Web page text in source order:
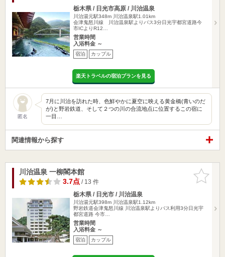
栃木県 / 日光市高原 / 川治温泉
川治湯元駅348m
川治温泉駅1.01km
会津鬼怒川線 川治温泉駅よりバス3分日光宇都宮道路今
市ICよりR12…
営業時間
入浴料金 ～
宿泊 カップル
楽天トラベルの宿泊プランを見る
匿名
7月に川治を訪れた時、色鮮やかに夏空に映える黄金橋(青いのだ
が)と野岩鉄道、そして２つの川の合流地点に位置するこの宿に
一目…
関連情報から探す
お気に入
りに追加
川治温泉 一柳閣本館
3.7点/ 13 件
栃木県 / 日光市 / 川治温泉
川治湯元駅398m
川治温泉駅1.12km
野岩鉄道会津鬼怒川線 川治温泉駅よりバス利用3分日光宇
都宮道路 今市…
営業時間
入浴料金 ～
宿泊 カップル